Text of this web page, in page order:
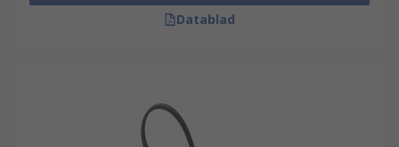
Datablad